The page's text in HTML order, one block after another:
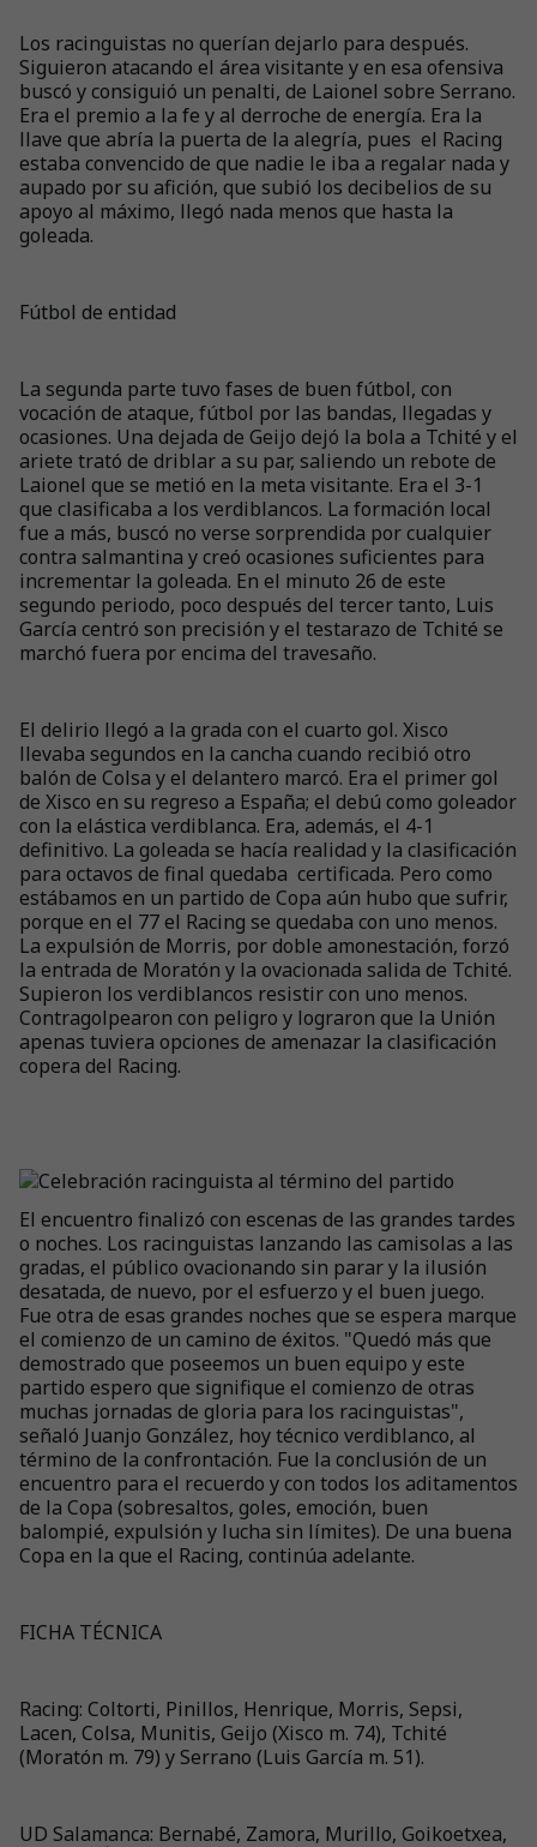
Los racinguistas no querían dejarlo para después.
Siguieron atacando el área visitante y en esa ofensiva
buscó y consiguió un penalti, de Laionel sobre Serrano.
Era el premio a la fe y al derroche de energía. Era la
llave que abría la puerta de la alegría, pues el Racing
estaba convencido de que nadie le iba a regalar nada y
aupado por su afición, que subió los decibelios de su
apoyo al máximo, llegó nada menos que hasta la
goleada.
Fútbol de entidad
La segunda parte tuvo fases de buen fútbol, con
vocación de ataque, fútbol por las bandas, llegadas y
ocasiones. Una dejada de Geijo dejó la bola a Tchité y el
ariete trató de driblar a su par, saliendo un rebote de
Laionel que se metió en la meta visitante. Era el 3-1
que clasificaba a los verdiblancos. La formación local
fue a más, buscó no verse sorprendida por cualquier
contra salmantina y creó ocasiones suficientes para
incrementar la goleada. En el minuto 26 de este
segundo periodo, poco después del tercer tanto, Luis
García centró son precisión y el testarazo de Tchité se
marchó fuera por encima del travesaño.
El delirio llegó a la grada con el cuarto gol. Xisco
llevaba segundos en la cancha cuando recibió otro
balón de Colsa y el delantero marcó. Era el primer gol
de Xisco en su regreso a España; el debú como goleador
con la elástica verdiblanca. Era, además, el 4-1
definitivo. La goleada se hacía realidad y la clasificación
para octavos de final quedaba certificada. Pero como
estábamos en un partido de Copa aún hubo que sufrir,
porque en el 77 el Racing se quedaba con uno menos.
La expulsión de Morris, por doble amonestación, forzó
la entrada de Moratón y la ovacionada salida de Tchité.
Supieron los verdiblancos resistir con uno menos.
Contragolpearon con peligro y lograron que la Unión
apenas tuviera opciones de amenazar la clasificación
copera del Racing.
El encuentro finalizó con escenas de las grandes tardes
o noches. Los racinguistas lanzando las camisolas a las
gradas, el público ovacionando sin parar y la ilusión
desatada, de nuevo, por el esfuerzo y el buen juego.
Fue otra de esas grandes noches que se espera marque
el comienzo de un camino de éxitos. "Quedó más que
demostrado que poseemos un buen equipo y este
partido espero que signifique el comienzo de otras
muchas jornadas de gloria para los racinguistas",
señaló Juanjo González, hoy técnico verdiblanco, al
término de la confrontación. Fue la conclusión de un
encuentro para el recuerdo y con todos los aditamentos
de la Copa (sobresaltos, goles, emoción, buen
balompié, expulsión y lucha sin límites). De una buena
Copa en la que el Racing, continúa adelante.
FICHA TÉCNICA
Racing: Coltorti, Pinillos, Henrique, Morris, Sepsi,
Lacen, Colsa, Munitis, Geijo (Xisco m. 74), Tchité
(Moratón m. 79) y Serrano (Luis García m. 51).
UD Salamanca: Bernabé, Zamora, Murillo, Goikoetxea,